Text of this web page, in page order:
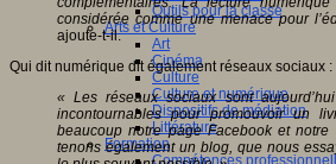
Outils pour la classe
Arts et Culture
Art
Cinéma
Culture
Culture et numérique
Dispositifs de médiation
Littérature
Formation
Compétences
considérée comme une menace pour
ajoute-t-il.
Qui dit numérique dit également réseaux sociaux :
« Les réseaux sociaux sont
incontournables pour promouvoir un
beaucoup notre page Facebook et notre
tenons également un blog, que nous